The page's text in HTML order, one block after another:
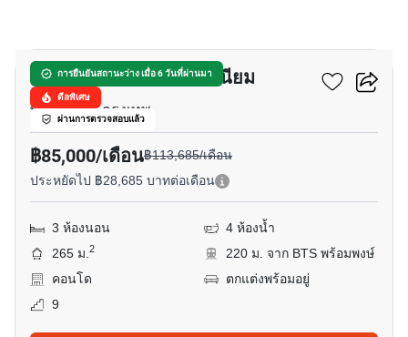
การยืนยันสถานะว่าง เมื่อ 6 วันที่ผ่านมา
ดีลพิเศษ
ผ่านการตรวจสอบแล้ว
บ้านสวนเพชร คอนโดมิเนียม
พร้อมพงษ์, กรุงเทพ
฿85,000/เดือน฿113,685/เดือน
ประหยัดไป ฿28,685 บาทต่อเดือน
3 ห้องนอน
4 ห้องน้ำ
265 ม.2
220 ม. จาก BTS พร้อมพงษ์
คอนโด
ตกแต่งพร้อมอยู่
9